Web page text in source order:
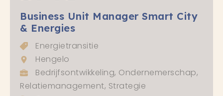
Business Unit Manager Smart City
& Energies
Energietransitie
Hengelo
Bedrijfsontwikkeling, Ondernemerschap,
Relatiemanagement, Strategie